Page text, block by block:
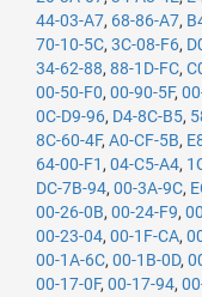
44-03-A7, 68-86-A7,
70-10-5C, 3C-08-F6,
34-62-88, 88-1D-FC,
00-50-F0, 00-90-5F,
0C-D9-96, D4-8C-B5,
8C-60-4F, A0-CF-5B,
64-00-F1 , 04-C5-A4,
DC-7B-94, 00-3A-9C,
00-26-0B, 00-24-F9,
00-23-04, 00-1F-CA,
00-1A-6C, 00-1B-0D,
00-17-0F, 00-17-94,